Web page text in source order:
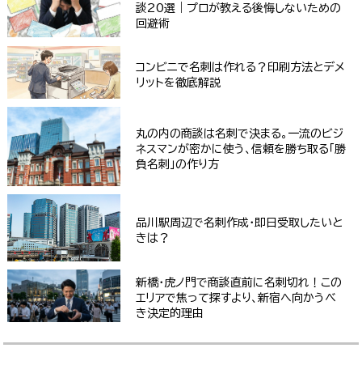
談20選｜プロが教える後悔しないための
回避術
コンビニで名刺は作れる？印刷方法とデメ
リットを徹底解説
丸の内の商談は名刺で決まる。一流のビジ
ネスマンが密かに使う、信頼を勝ち取る「勝
負名刺」の作り方
品川駅周辺で名刺作成・即日受取したいと
きは？
新橋・虎ノ門で商談直前に名刺切れ！この
エリアで焦って探すより、新宿へ向かうべ
き決定的理由